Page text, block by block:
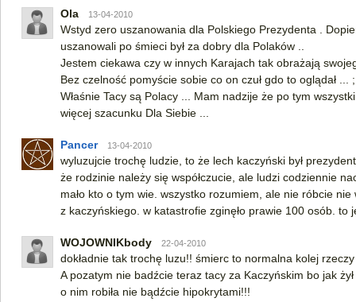
Ola 13-04-2010
Wstyd zero uszanowania dla Polskiego Prezydenta .
uszanowali po śmieci był za dobry dla Polaków ..
Jestem ciekawa czy w innych Karajach tak obrażają
Bez czelność pomyście sobie co on czuł gdo to oglądał ...
Właśnie Tacy są Polacy ... Mam nadzije że po tym
więcej szacunku Dla Siebie ...
Pancer 13-04-2010
wyluzujcie trochę ludzie, to że lech kaczyński był
że rodzinie należy się współczucie, ale ludzi codziennie
mało kto o tym wie. wszystko rozumiem, ale nie róbcie
z kaczyńskiego. w katastrofie zginęło prawie 100 osób. to
WOJOWNIKbody 22-04-2010
dokładnie tak trochę luzu!! śmierc to normalna kolej
A pozatym nie badźcie teraz tacy za Kaczyńskim bo jak
o nim robiła nie bądźcie hipokrytami!!!